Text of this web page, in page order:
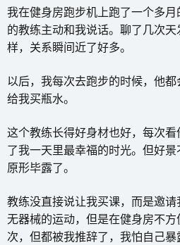
我在健身房跑步机上跑了一个多
的教练主动和我说话。聊了几次
样，关系瞬间近了好多。
以后，我每次去跑步的时候，他
给我买瓶水。
这个教练长得好身材也好，每次
了我一天里最幸福的时光。但好
原形毕露了。
教练没直接说让我买课，而是邀
无器械的运动，但是在健身房不
次，但都被我推辞了，我怕自己暴